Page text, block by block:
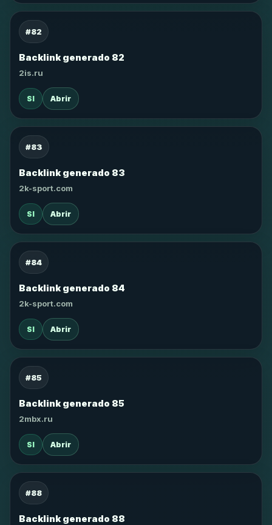
#82
Backlink generado 82
2is.ru
SI Abrir
#83
Backlink generado 83
2k-sport.com
SI Abrir
#84
Backlink generado 84
2k-sport.com
SI Abrir
#85
Backlink generado 85
2mbx.ru
SI Abrir
#88
Backlink generado 88